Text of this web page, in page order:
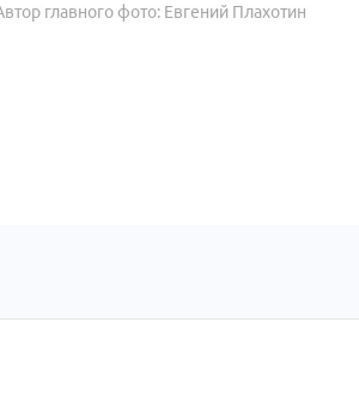
главного фото: Евгений Плахотин